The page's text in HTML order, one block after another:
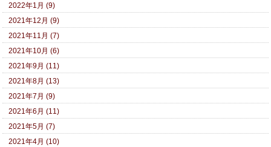
2022年1月 (9)
2021年12月 (9)
2021年11月 (7)
2021年10月 (6)
2021年9月 (11)
2021年8月 (13)
2021年7月 (9)
2021年6月 (11)
2021年5月 (7)
2021年4月 (10)